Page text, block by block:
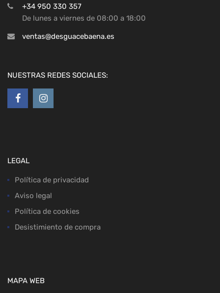
+34 950 330 357
De lunes a viernes de 08:00 a 18:00
ventas@desguacebaena.es
NUESTRAS REDES SOCIALES:
LEGAL
Política de privacidad
Aviso legal
Política de cookies
Desistimiento de compra
MAPA WEB